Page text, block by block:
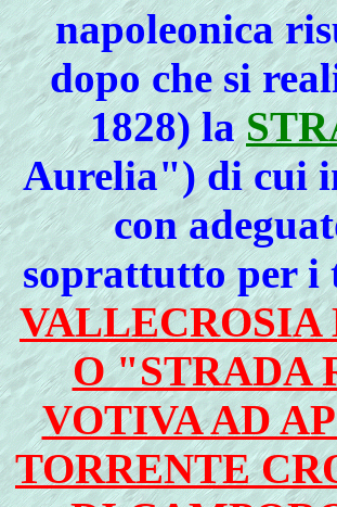
napoleonica
dopo che si
1828) la
Aurelia") di cui
con
soprattutto per i
O "STRADA
VOTIVA AD
TORRENTE